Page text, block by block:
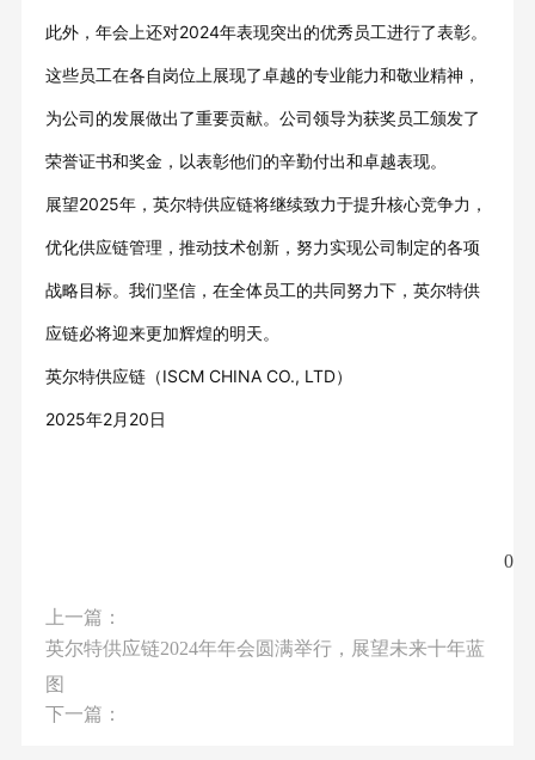
此外，年会上还对2024年表现突出的优秀员工进行了表彰。
这些员工在各自岗位上展现了卓越的专业能力和敬业精神，
为公司的发展做出了重要贡献。公司领导为获奖员工颁发了
荣誉证书和奖金，以表彰他们的辛勤付出和卓越表现。
展望2025年，英尔特供应链将继续致力于提升核心竞争力，
优化供应链管理，推动技术创新，努力实现公司制定的各项
战略目标。我们坚信，在全体员工的共同努力下，英尔特供
应链必将迎来更加辉煌的明天。
英尔特供应链（ISCM CHINA CO., LTD）
2025年2月20日
0
上一篇：
英尔特供应链2024年年会圆满举行，展望未来十年蓝
图
下一篇：